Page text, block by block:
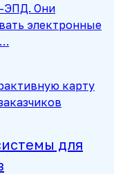
ЭПД. Они
электронные
для